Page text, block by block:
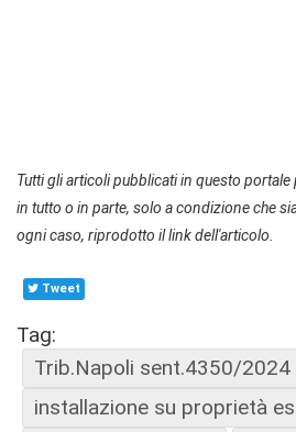
Tutti gli articoli pubblicati in questo
in tutto o in parte, solo a condizione che
ogni caso, riprodotto il link dell'articolo.
Tweet
Tag:
Trib.Napoli sent.4350/2024
installazione su proprietà